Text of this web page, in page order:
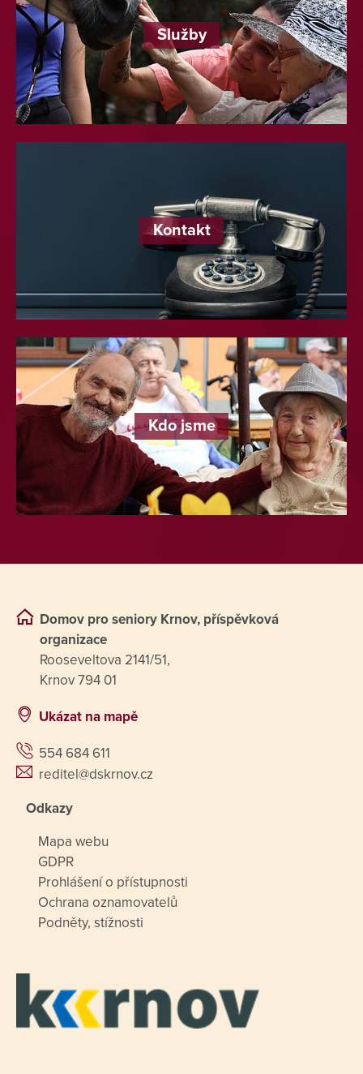
Služby
Kontakt
Kdo jsme
Domov pro seniory Krnov, příspěvková
organizace
Rooseveltova 2141/51,
Krnov 794 01
Ukázat na mapě
554 684 611
reditel@dskrnov.cz
Odkazy
Mapa webu
GDPR
Prohlášení o přístupnosti
Ochrana oznamovatelů
Podněty, stížnosti